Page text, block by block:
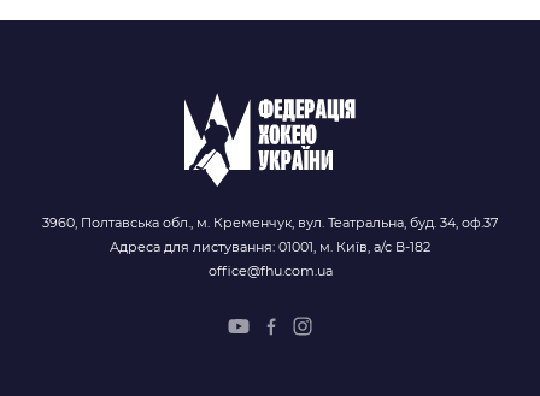
3960, Полтавська обл., м. Кременчук, вул. Театральна, буд. 34, оф.37
Адреса для листування: 01001, м. Київ, а/с В-182
office@fhu.com.ua